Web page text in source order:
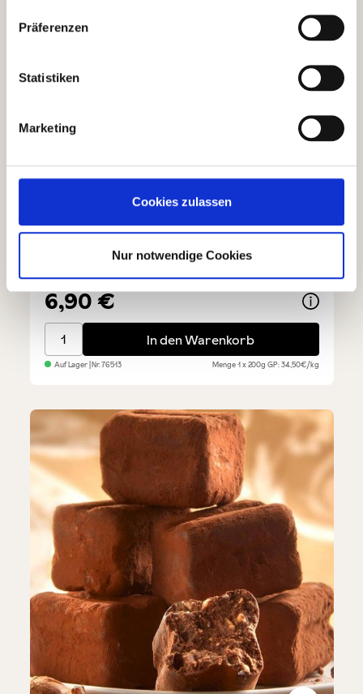
Präferenzen
Statistiken
Marketing
Cookies zulassen
Nur notwendige Cookies
Durchschnittliche Bewertung von 5 von 5 Sternen
Amaretti - mit Orange
6,90 €
Amaretti - mit OrangeIn den Warenkorb
Auf Lager| Nr.76513 Menge1 x 200gGP: 34,50€/kg